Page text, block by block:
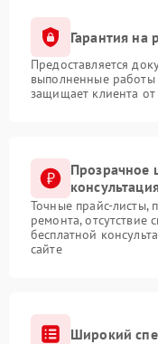
Гарантия на
Предоставляется
выполненные работы
защищает клиента
Прозрачное
Точные прайс-листы,
ремонта, отсутствие
бесплатной
сайте
Широкий